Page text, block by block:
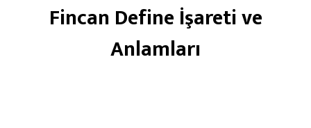
Fincan Define İşareti ve
Anlamları